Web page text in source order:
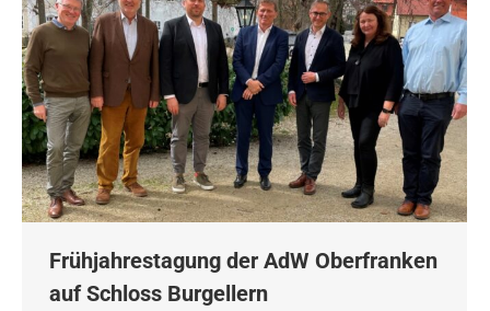
Frühjahrestagung der AdW Oberfranken
auf Schloss Burgellern